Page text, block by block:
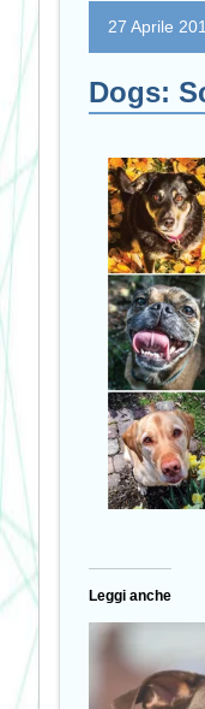
27 Aprile
Dogs:
Leggi anche